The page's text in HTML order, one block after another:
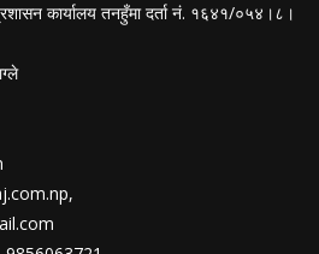
कार्यालय तनहुँमा दर्ता नं. १६४१/०५४।८।
,